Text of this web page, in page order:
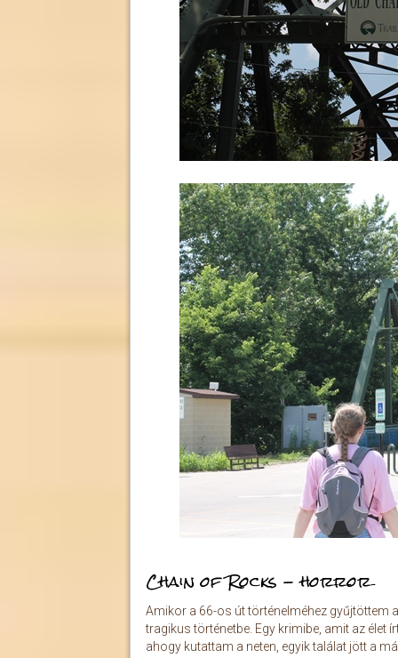
Chain of Rocks - horror
Amikor a 66-os út történelméhez gyűjtöttem
tragikus történetbe. Egy krimibe, amit az élet
ahogy kutattam a neten, egyik találat jött a